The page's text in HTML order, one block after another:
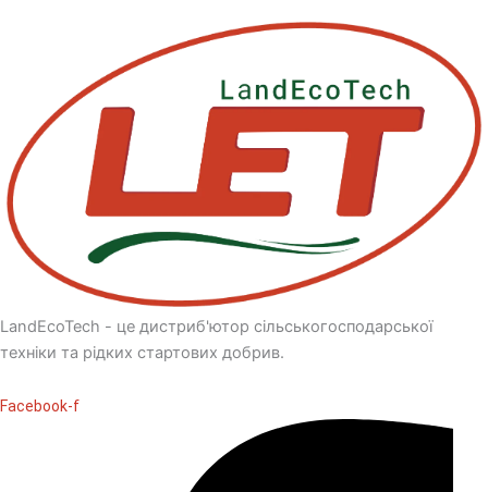
LandEcoTech - це дистриб'ютор сільськогосподарської
техніки та рідких стартових добрив.
Facebook-f